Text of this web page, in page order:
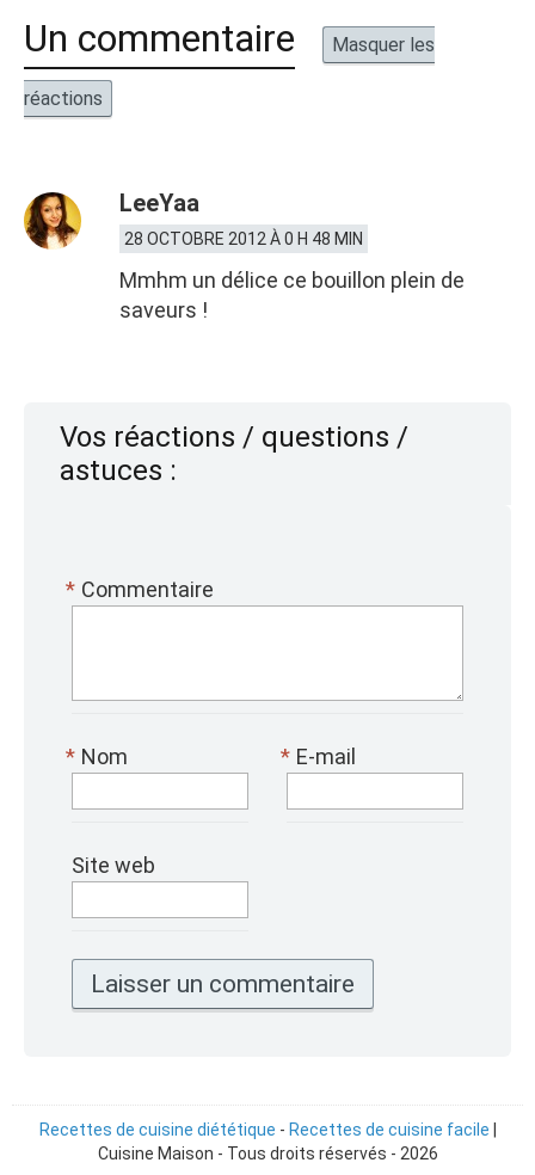
Un commentaire Masquer les
réactions
LeeYaa
28 OCTOBRE 2012 À 0 H 48 MIN
Mmhm un délice ce bouillon plein de
saveurs !
Vos réactions / questions /
astuces :
Commentaire
*
Nom
* E-mail
*
Site web
Recettes de cuisine diététique - Recettes de cuisine facile
Cuisine Maison - Tous droits réservés - 2026